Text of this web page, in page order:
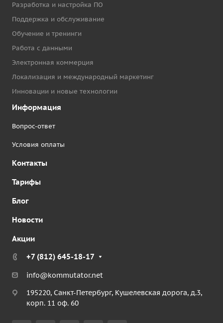
Разработка и настройка ПО
Поддержка и обслуживание
Обучение и тренинги
Работа с данными
Электронная коммерция
Локализация и международный маркетинг
Инновации и новые технологии
Информация
Вопрос-ответ
Условия оплаты
Контакты
Тарифы
Блог
Новости
Акции
+7 (812) 645-18-17
info@kommutator.net
195220, Санкт-Петербург, Кушелевская дорога, д.3,
корп. 11 оф. 60